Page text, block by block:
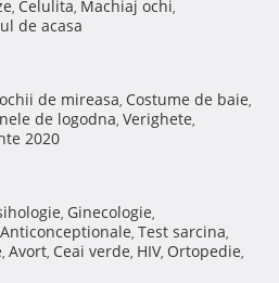
, Celulita, Machiaj ochi,
de acasa
de mireasa, Costume de baie,
de logodna, Verighete,
2020
, Ginecologie,
Anticonceptionale, Test sarcina,
, Avort, Ceai verde, HIV, Ortopedie,